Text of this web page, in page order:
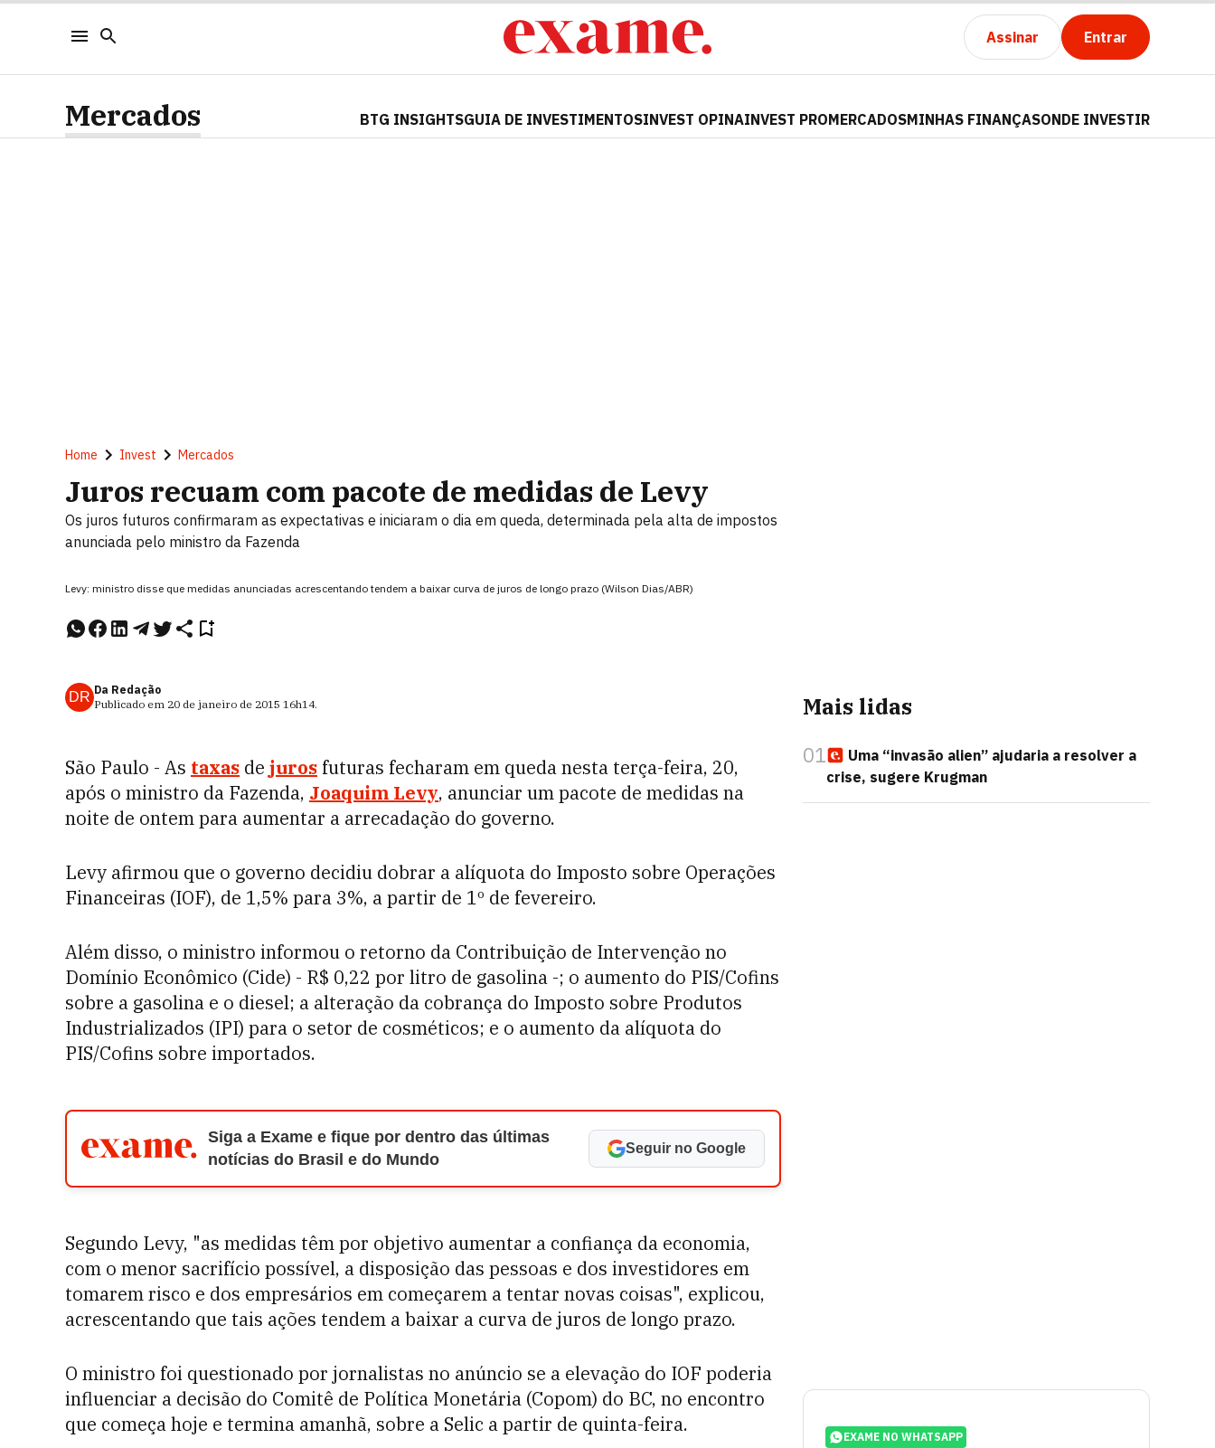
Assinar Entrar
Mercados BTG INSIGHTSGUIA DE INVESTIMENTOSINVEST OPINAINVEST PROMERCADOSMINHAS FINANÇASONDE INVESTIR
Home Invest Mercados
Juros recuam com pacote de medidas de Levy
Os juros futuros confirmaram as expectativas e iniciaram o dia em queda, determinada pela alta de impostos
anunciada pelo ministro da Fazenda
Levy: ministro disse que medidas anunciadas acrescentando tendem a baixar curva de juros de longo prazo (Wilson Dias/ABR)
DR Da Redação
Publicado em 20 de janeiro de 2015 16h14.
São Paulo - As taxas de juros futuras fecharam em queda nesta terça-feira, 20,
após o ministro da Fazenda, Joaquim Levy, anunciar um pacote de medidas na
noite de ontem para aumentar a arrecadação do governo.
Levy afirmou que o governo decidiu dobrar a alíquota do Imposto sobre Operações
Financeiras (IOF), de 1,5% para 3%, a partir de 1º de fevereiro.
Além disso, o ministro informou o retorno da Contribuição de Intervenção no
Domínio Econômico (Cide) - R$ 0,22 por litro de gasolina -; o aumento do PIS/Cofins
sobre a gasolina e o diesel; a alteração da cobrança do Imposto sobre Produtos
Industrializados (IPI) para o setor de cosméticos; e o aumento da alíquota do
PIS/Cofins sobre importados.
Siga a Exame e fique por dentro das últimas
notícias do Brasil e do Mundo
Seguir no Google
Segundo Levy, "as medidas têm por objetivo aumentar a confiança da economia,
com o menor sacrifício possível, a disposição das pessoas e dos investidores em
tomarem risco e dos empresários em começarem a tentar novas coisas", explicou,
acrescentando que tais ações tendem a baixar a curva de juros de longo prazo.
O ministro foi questionado por jornalistas no anúncio se a elevação do IOF poderia
influenciar a decisão do Comitê de Política Monetária (Copom) do BC, no encontro
que começa hoje e termina amanhã, sobre a Selic a partir de quinta-feira.
Mais lidas
01
Uma “invasão alien” ajudaria a resolver a
crise, sugere Krugman
EXAME NO WHATSAPP